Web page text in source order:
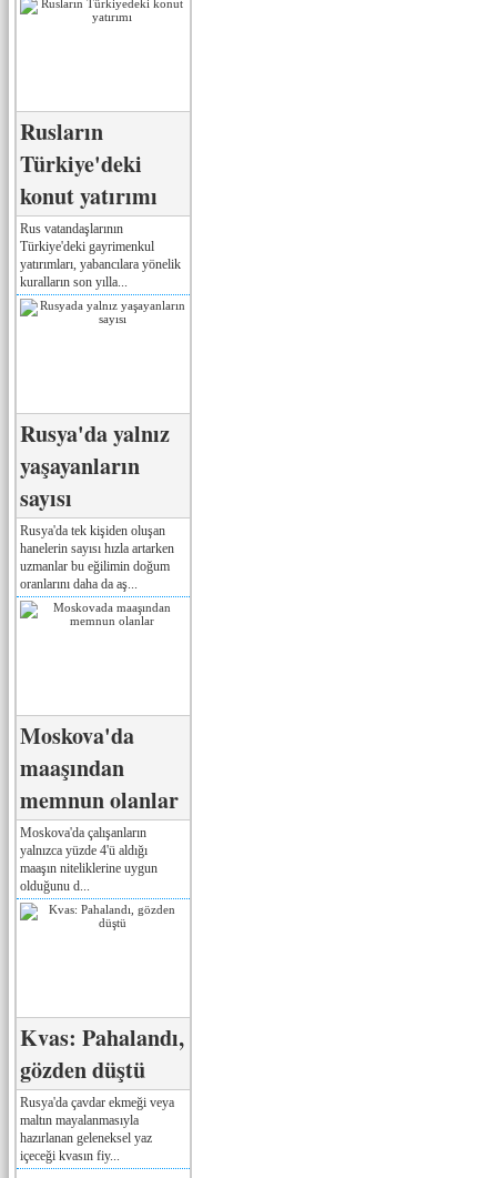
Rusların
Türkiye'deki
konut yatırımı
Rus vatandaşlarının
Türkiye'deki gayrimenkul
yatırımları, yabancılara yönelik
kuralların son yılla...
Rusya'da yalnız
yaşayanların
sayısı
Rusya'da tek kişiden oluşan
hanelerin sayısı hızla artarken
uzmanlar bu eğilimin doğum
oranlarını daha da aş...
Moskova'da
maaşından
memnun olanlar
Moskova'da çalışanların
yalnızca yüzde 4'ü aldığı
maaşın niteliklerine uygun
olduğunu d...
Kvas: Pahalandı,
gözden düştü
Rusya'da çavdar ekmeği veya
maltın mayalanmasıyla
hazırlanan geleneksel yaz
içeceği kvasın fiy...